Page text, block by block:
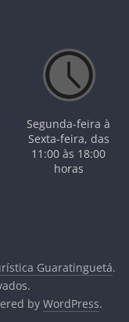
Segunda-feira à
Sexta-feira, das
11:00 às 18:00
horas
Guaratinguetá.
by WordPress.